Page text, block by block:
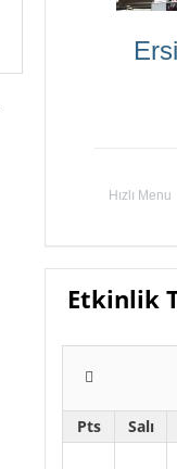
Hızlı Menu
Etkinlik
Pts Salı